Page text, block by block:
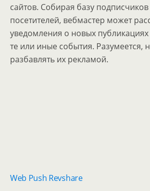
сайтов. Собирая базу
посетителей, вебмастер может
уведомления о новых
те или иные события. Разумеется,
разбавлять их рекламой.
Web Push Revshare